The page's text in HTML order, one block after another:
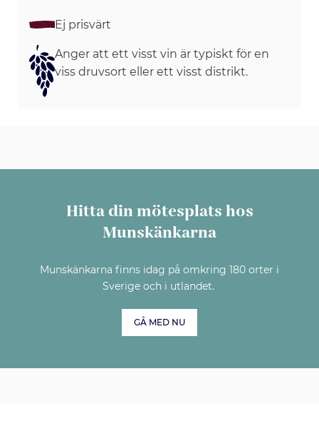
Ej prisvärt
Anger att ett visst vin är typiskt för en
viss druvsort eller ett visst distrikt.
Hitta din mötesplats hos
Munskänkarna
Munskänkarna finns idag på omkring 180 orter i
Sverige och i utlandet.
GÅ MED NU